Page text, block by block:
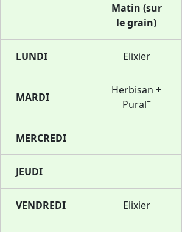
Matin (sur
le grain)
LUNDI Elixier
MARDI
Herbisan +
Pural+
MERCREDI
JEUDI
VENDREDI Elixier